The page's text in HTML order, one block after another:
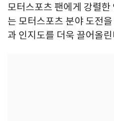
모터스포츠 팬에게 강렬
는 모터스포츠 분야 도전
과 인지도를 더욱 끌어올